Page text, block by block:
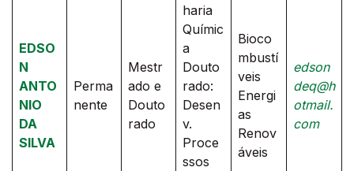
EDSO
N
ANTO
NIO
DA
SILVA
Perma
nente
Mestr
ado e
Douto
rado
haria
Químic
a
Douto
rado:
Desen
v.
Proce
ssos
Bioco
mbustí
veis
Energi
as
Renov
áveis
edson
deq@h
otmail.
com